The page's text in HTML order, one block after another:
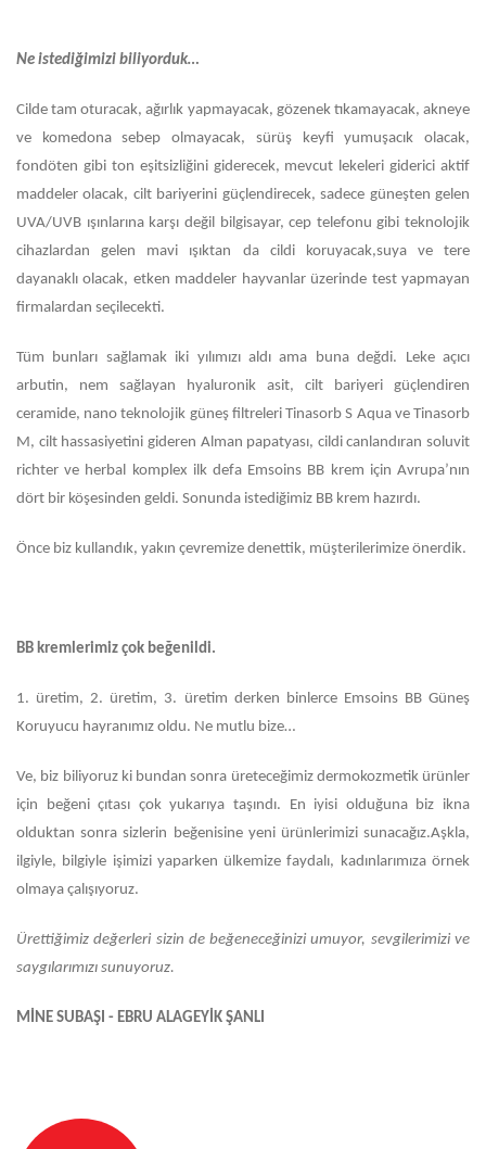
Ne istediğimizi biliyorduk…
Cilde tam oturacak, ağırlık yapmayacak, gözenek tıkamayacak, akneye
ve komedona sebep olmayacak, sürüş keyfi yumuşacık olacak,
fondöten gibi ton eşitsizliğini giderecek, mevcut lekeleri giderici aktif
maddeler olacak, cilt bariyerini güçlendirecek, sadece güneşten gelen
UVA/UVB ışınlarına karşı değil bilgisayar, cep telefonu gibi teknolojik
cihazlardan gelen mavi ışıktan da cildi koruyacak,suya ve tere
dayanaklı olacak, etken maddeler hayvanlar üzerinde test yapmayan
firmalardan seçilecekti.
Tüm bunları sağlamak iki yılımızı aldı ama buna değdi. Leke açıcı
arbutin, nem sağlayan hyaluronik asit, cilt bariyeri güçlendiren
ceramide, nano teknolojik güneş filtreleri Tinasorb S Aqua ve Tinasorb
M, cilt hassasiyetini gideren Alman papatyası, cildi canlandıran soluvit
richter ve herbal komplex ilk defa Emsoins BB krem için Avrupa’nın
dört bir köşesinden geldi. Sonunda istediğimiz BB krem hazırdı.
Önce biz kullandık, yakın çevremize denettik, müşterilerimize önerdik.
BB kremlerimiz çok beğenildi.
1. üretim, 2. üretim, 3. üretim derken binlerce Emsoins BB Güneş
Koruyucu hayranımız oldu. Ne mutlu bize…
Ve, biz biliyoruz ki bundan sonra üreteceğimiz dermokozmetik ürünler
için beğeni çıtası çok yukarıya taşındı. En iyisi olduğuna biz ikna
olduktan sonra sizlerin beğenisine yeni ürünlerimizi sunacağız.Aşkla,
ilgiyle, bilgiyle işimizi yaparken ülkemize faydalı, kadınlarımıza örnek
olmaya çalışıyoruz.
Ürettiğimiz değerleri sizin de beğeneceğinizi umuyor, sevgilerimizi ve
saygılarımızı sunuyoruz.
MİNE SUBAŞI - EBRU ALAGEYİK ŞANLI